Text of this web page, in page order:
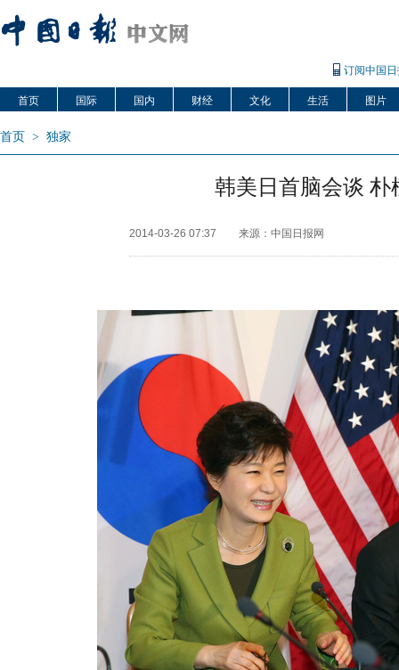
订阅中国
首页 国际 国内 财经 文化 生活 图片
首页 > 独家
韩美日首脑会谈 朴
2014-03-26 07:37 来源：中国日报网